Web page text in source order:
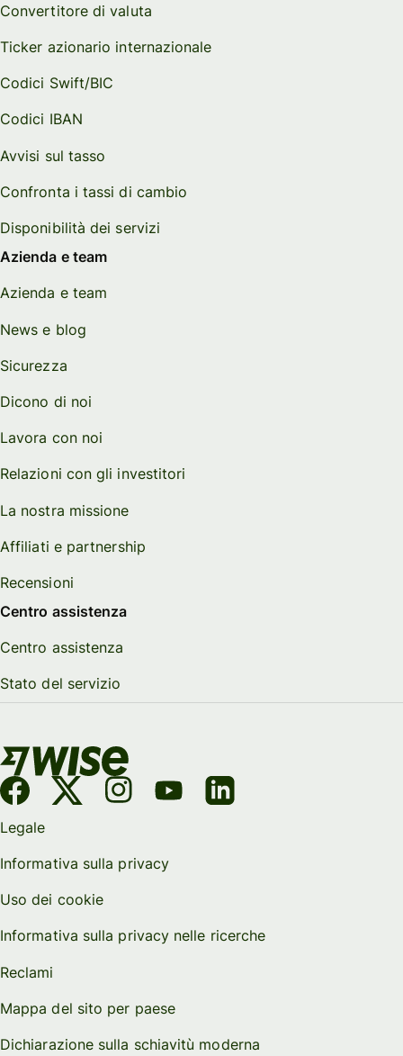
Convertitore di valuta
Ticker azionario internazionale
Codici Swift/BIC
Codici IBAN
Avvisi sul tasso
Confronta i tassi di cambio
Disponibilità dei servizi
Azienda e team
Azienda e team
News e blog
Sicurezza
Dicono di noi
Lavora con noi
Relazioni con gli investitori
La nostra missione
Affiliati e partnership
Recensioni
Centro assistenza
Centro assistenza
Stato del servizio
Legale
Informativa sulla privacy
Uso dei cookie
Informativa sulla privacy nelle ricerche
Reclami
Mappa del sito per paese
Dichiarazione sulla schiavitù moderna